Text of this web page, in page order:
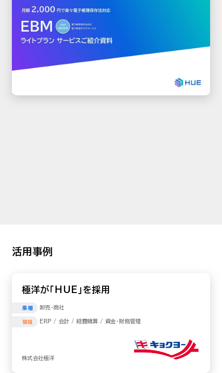
活用事例
極洋が「HUE」を採用
業種 卸売･商社
領域 ERP / 会計 / 経費精算 / 資金・財務管理
株式会社極洋